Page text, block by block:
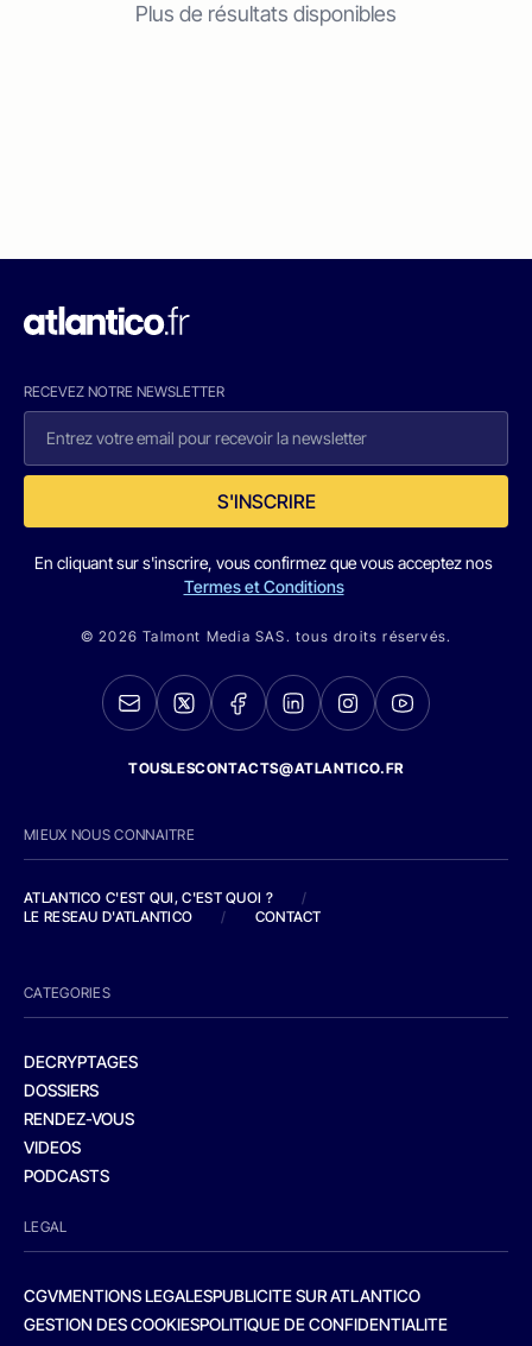
Plus de résultats disponibles
RECEVEZ NOTRE NEWSLETTER
S'INSCRIRE
En cliquant sur s'inscrire, vous confirmez que vous acceptez nos
Termes et Conditions
© 2026 Talmont Media SAS. tous droits réservés.
TOUSLESCONTACTS@ATLANTICO.FR
MIEUX NOUS CONNAITRE
ATLANTICO C'EST QUI, C'EST QUOI ?
/
LE RESEAU D'ATLANTICO
/ CONTACT
CATEGORIES
DECRYPTAGES
DOSSIERS
RENDEZ-VOUS
VIDEOS
PODCASTS
LEGAL
CGVMENTIONS LEGALESPUBLICITE SUR ATLANTICO
GESTION DES COOKIESPOLITIQUE DE CONFIDENTIALITE